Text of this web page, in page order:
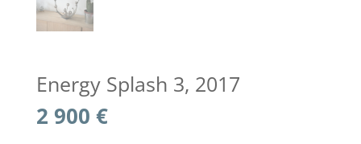
Energy Splash 3, 2017
2 900 €